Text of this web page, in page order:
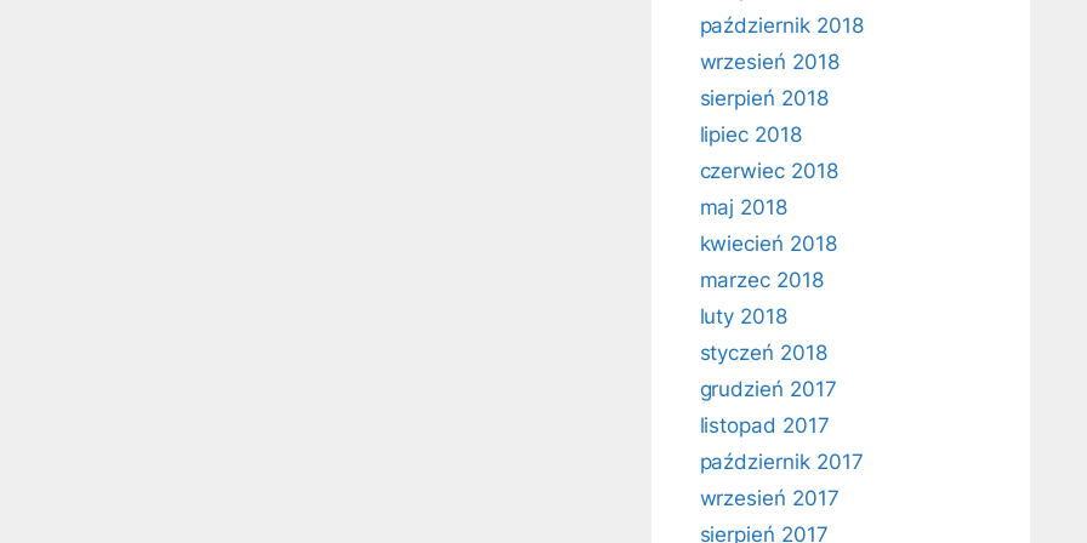
październik 2018
wrzesień 2018
sierpień 2018
lipiec 2018
czerwiec 2018
maj 2018
kwiecień 2018
marzec 2018
luty 2018
styczeń 2018
grudzień 2017
listopad 2017
październik 2017
wrzesień 2017
sierpień 2017